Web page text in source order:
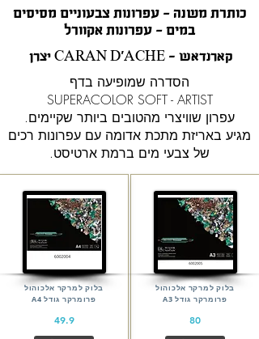
כותרת משנה - עפרונות צבעוניים מסיסים
במים - עפרונות אקוורל
יצרן CARAN D'ACHE - קארנדאש
הסדרה שמופיעה בדף
SUPERACOLOR SOFT - ARTIST
עפרון שוויצרי מהטובים ביותר שקיימים.
מגיע באריזת מתכת אדומה עם עפרונות רכים
של צבעי מים ברמת ארטיסט.
בלוק למרקר אלכוהול
פרומרקר גודל A3
80
בלוק למרקר אלכוהול
פרומרקר גודל A4
49.9